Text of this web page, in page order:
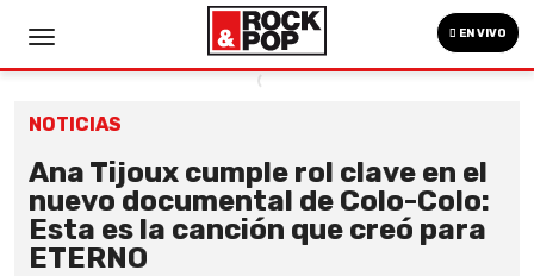
EN VIVO
NOTICIAS
Ana Tijoux cumple rol clave en el
nuevo documental de Colo-Colo:
Esta es la canción que creó para
ETERNO